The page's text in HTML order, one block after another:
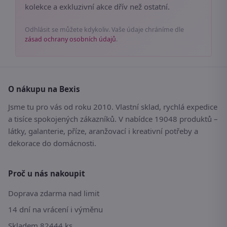
kolekce a exkluzivní akce dřív než ostatní.
Odhlásit se můžete kdykoliv. Vaše údaje chráníme dle
zásad ochrany osobních údajů.
O nákupu na Bexis
Jsme tu pro vás od roku 2010. Vlastní sklad, rychlá expedice
a tisíce spokojených zákazníků. V nabídce 19048 produktů –
látky, galanterie, příze, aranžovací i kreativní potřeby a
dekorace do domácnosti.
Proč u nás nakoupit
Doprava zdarma nad limit
14 dní na vrácení i výměnu